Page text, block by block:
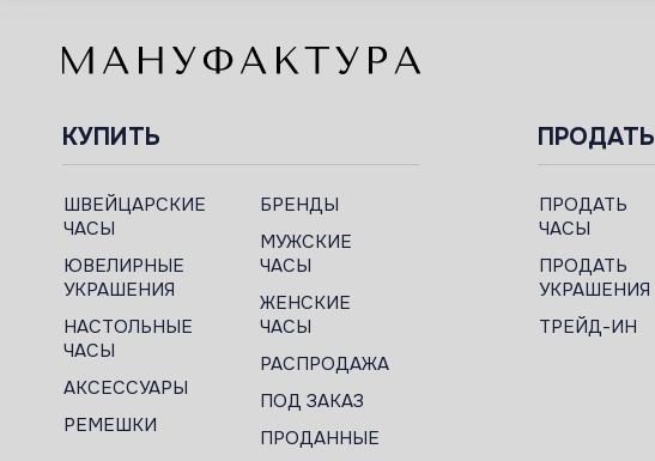
КУПИТЬ
ШВЕЙЦАРСКИЕ
ЧАСЫ
ЮВЕЛИРНЫЕ
УКРАШЕНИЯ
НАСТОЛЬНЫЕ
ЧАСЫ
АКСЕССУАРЫ
РЕМЕШКИ
БРЕНДЫ
МУЖСКИЕ
ЧАСЫ
ЖЕНСКИЕ
ЧАСЫ
РАСПРОДАЖА
ПОД ЗАКАЗ
ПРОДАННЫЕ
ПРОДАТЬ
ПРОДАТЬ
ЧАСЫ
ПРОДАТЬ
УКРАШЕНИЯ
ТРЕЙД-ИН